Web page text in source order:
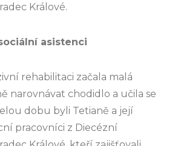
Králové.
asistenci
rehabilitaci začala malá
narovnávat chodidlo a učila se
dobu byli Tetianě a její
pracovníci z Diecézní